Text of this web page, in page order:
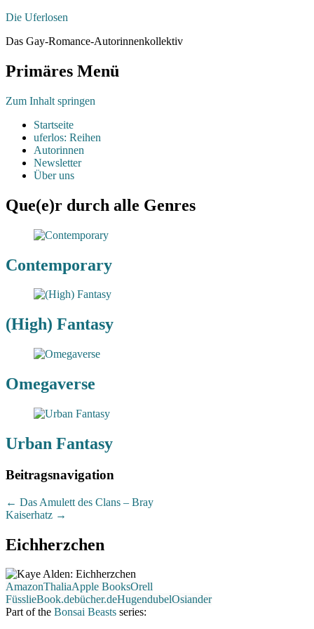
Die Uferlosen
Das Gay-Romance-Autorinnenkollektiv
Primäres Menü
Zum Inhalt springen
Startseite
uferlos: Reihen
Autorinnen
Newsletter
Über uns
Que(e)r durch alle Genres
Contemporary
(High) Fantasy
Omegaverse
Urban Fantasy
Beitragsnavigation
← Das Amulett des Clans – Bray
Kaiserhatz →
Eichherzchen
AmazonThaliaApple BooksOrell
FüsslieBook.debücher.deHugendubelOsiander
Part of the Bonsai Beasts series: